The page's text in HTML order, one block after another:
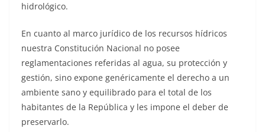
hidrológico.
En cuanto al marco jurídico de los recursos hídricos
nuestra Constitución Nacional no posee
reglamentaciones referidas al agua, su protección y
gestión, sino expone genéricamente el derecho a un
ambiente sano y equilibrado para el total de los
habitantes de la República y les impone el deber de
preservarlo.